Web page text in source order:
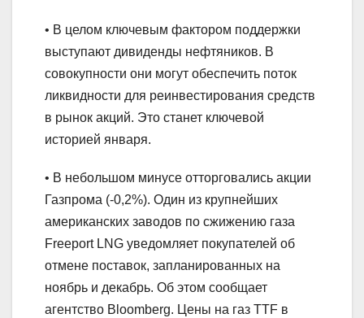
• В целом ключевым фактором поддержки
выступают дивиденды нефтяников. В
совокупности они могут обеспечить поток
ликвидности для реинвестирования средств
в рынок акций. Это станет ключевой
историей января.
• В небольшом минусе отторговались акции
Газпрома (-0,2%). Один из крупнейших
американских заводов по сжижению газа
Freeport LNG уведомляет покупателей об
отмене поставок, запланированных на
ноябрь и декабрь. Об этом сообщает
агентство Bloomberg. Цены на газ TTF в